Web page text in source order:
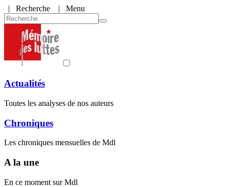
| Recherche | Menu
Actualités
Toutes les analyses de nos auteurs
Chroniques
Les chroniques mensuelles de Mdl
A la une
En ce moment sur Mdl